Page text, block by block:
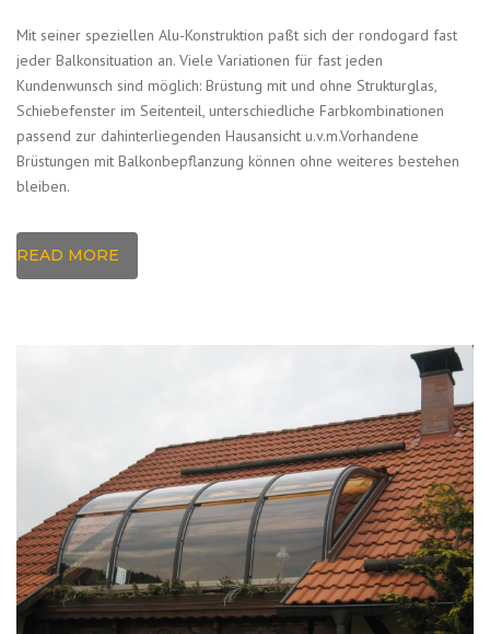
Mit seiner speziellen Alu-Konstruktion paßt sich der rondogard fast
jeder Balkonsituation an. Viele Variationen für fast jeden
Kundenwunsch sind möglich: Brüstung mit und ohne Strukturglas,
Schiebefenster im Seitenteil, unterschiedliche Farbkombinationen
passend zur dahinterliegenden Hausansicht u.v.m.Vorhandene
Brüstungen mit Balkonbepflanzung können ohne weiteres bestehen
bleiben.
READ MORE